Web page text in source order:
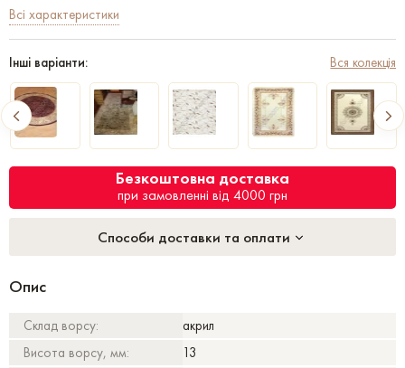
Всі характеристики
Інші варіанти: Вся колекція
Безкоштовна доставка
при замовленні від 4000 грн
Способи доставки та оплати
Опис
Склад ворсу:
акрил
Висота ворсу, мм:
13